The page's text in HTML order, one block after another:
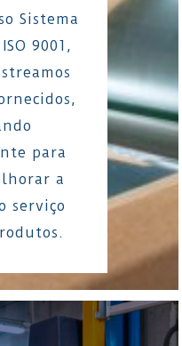
Sistema
9001,
para
a
serviço